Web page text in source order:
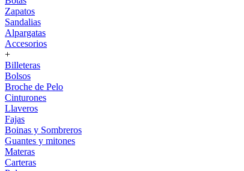
Zapatos
Sandalias
Alpargatas
Accesorios
+
Billeteras
Bolsos
Broche de Pelo
Cinturones
Llaveros
Fajas
Boinas y Sombreros
Guantes y mitones
Materas
Carteras